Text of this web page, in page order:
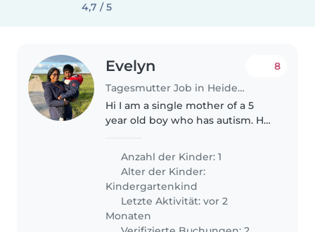
4,7 / 5
Evelyn
Tagesmutter Job in Heidelberg
8
Hi I am a single mother of a 5
year old boy who has autism. He
cheerful child. I am looking for
help at our home to watch him
for a few hours whenever I..
Anzahl der Kinder: 1
Alter der Kinder:
Kindergartenkind
Letzte Aktivität: vor 2
Monaten